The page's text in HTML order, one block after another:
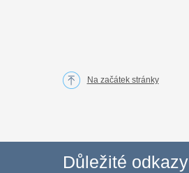
Na začátek stránky
Důležité odkazy